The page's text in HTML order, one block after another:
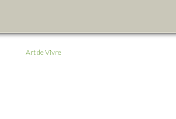
Art de Vivre